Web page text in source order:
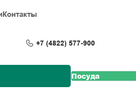
Контакты
+7 (4822) 577-900
Посуда